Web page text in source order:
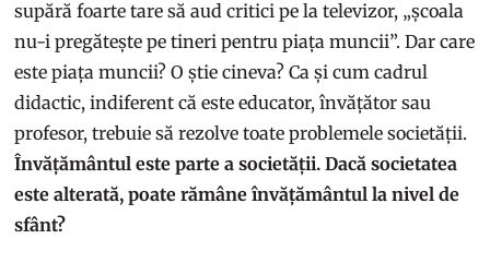
supără foarte tare să aud critici pe la televizor, „școala
nu-i pregătește pe tineri pentru piața muncii”. Dar care
este piața muncii? O știe cineva? Ca și cum cadrul
didactic, indiferent că este educator, învățător sau
profesor, trebuie să rezolve toate problemele societății.
Învățământul este parte a societății. Dacă societatea
este alterată, poate rămâne învățământul la nivel de
sfânt?